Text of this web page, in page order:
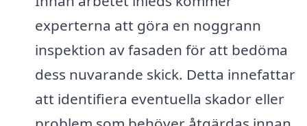
experterna att göra en noggrann
inspektion av fasaden för att bedöma
dess nuvarande skick. Detta innefattar
att identifiera eventuella skador eller